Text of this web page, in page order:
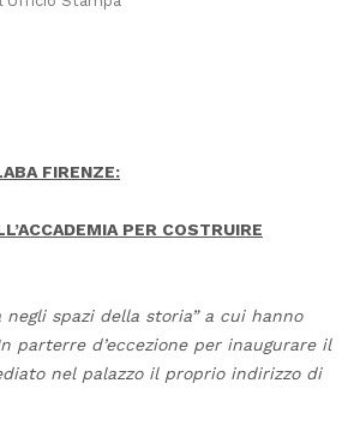
FIRENZE:
PER COSTRUIRE
spazi della storia” a cui hanno
parterre d’eccezione per inaugurare il
nel palazzo il proprio indirizzo di